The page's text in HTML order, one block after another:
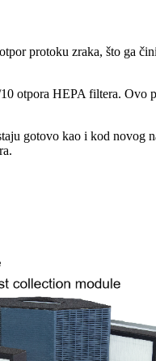
protoku zraka, što ga
otpora HEPA filtera. Ovo
gotovo kao i kod novog